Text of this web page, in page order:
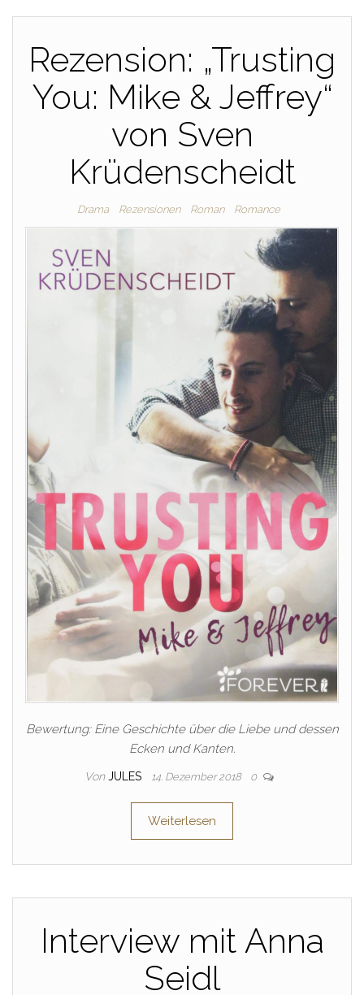
Rezension: „Trusting
You: Mike & Jeffrey“
von Sven
Krüdenscheidt
Drama Rezensionen Roman Romance
Bewertung: Eine Geschichte über die Liebe und dessen
Ecken und Kanten.
Von JULES 14. Dezember 2018 0
Weiterlesen
Interview mit Anna
Seidl